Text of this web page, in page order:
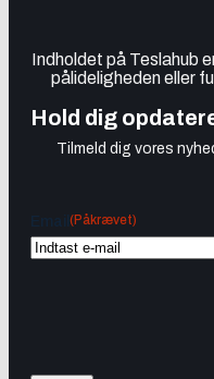
Indholdet på Teslahub
pålideligheden eller
Hold dig
Tilmeld dig vores
(Påkrævet)